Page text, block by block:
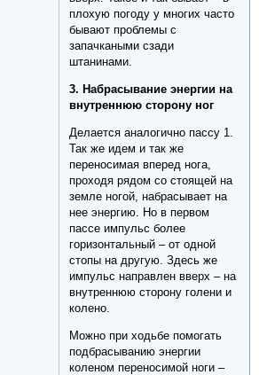
плохую погоду у многих часто
бывают проблемы с
запачкаными сзади
штанинами.
3. Набрасывание энергии на
внутреннюю сторону ног
Делается аналогично пассу 1.
Так же идем и так же
переносимая вперед нога,
проходя рядом со стоящей на
земле ногой, набрасывает на
нее энергию. Но в первом
пассе импульс более
горизонтальный – от одной
стопы на другую. Здесь же
импульс направлен вверх – на
внутреннюю сторону голени и
колено.
Можно при ходьбе помогать
подбрасыванию энергии
коленом переносимой ноги –